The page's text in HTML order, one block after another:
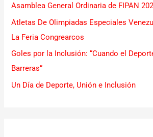
r
:
Asamblea General Ordinaria de FIPAN
Atletas De Olimpiadas Especiales
La Feria Congrearcos
Goles por la Inclusión: “Cuando el
Barreras”
Un Día de Deporte, Unión e Inclusión